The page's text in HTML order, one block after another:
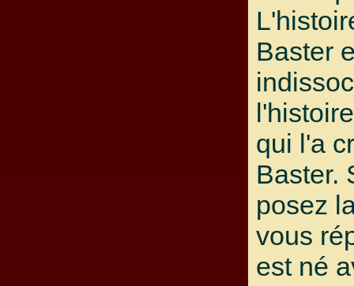
Baster
qui l'a
Baster.
posez
vous
est né